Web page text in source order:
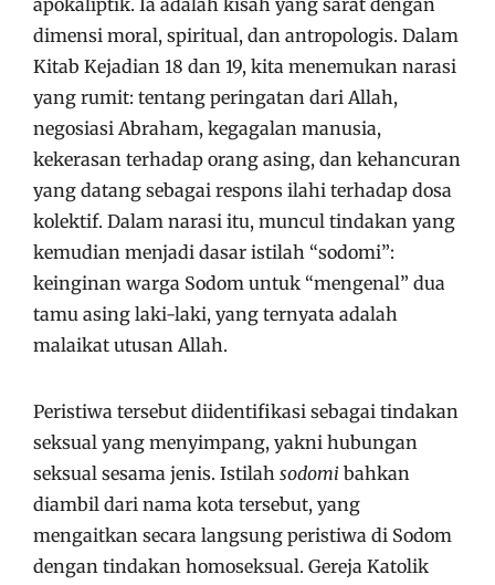
apokaliptik. Ia adalah kisah yang sarat dengan
dimensi moral, spiritual, dan antropologis. Dalam
Kitab Kejadian 18 dan 19, kita menemukan narasi
yang rumit: tentang peringatan dari Allah,
negosiasi Abraham, kegagalan manusia,
kekerasan terhadap orang asing, dan kehancuran
yang datang sebagai respons ilahi terhadap dosa
kolektif. Dalam narasi itu, muncul tindakan yang
kemudian menjadi dasar istilah “sodomi”:
keinginan warga Sodom untuk “mengenal” dua
tamu asing laki-laki, yang ternyata adalah
malaikat utusan Allah.
Peristiwa tersebut diidentifikasi sebagai tindakan
seksual yang menyimpang, yakni hubungan
seksual sesama jenis. Istilah sodomi bahkan
diambil dari nama kota tersebut, yang
mengaitkan secara langsung peristiwa di Sodom
dengan tindakan homoseksual. Gereja Katolik